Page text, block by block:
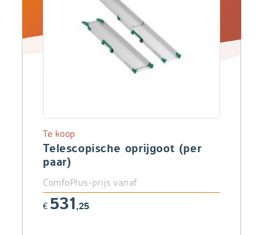
Telescopische oprijgoot (per
paar)
Te koop
ComfoPlus-prijs vanaf
€ 531,25